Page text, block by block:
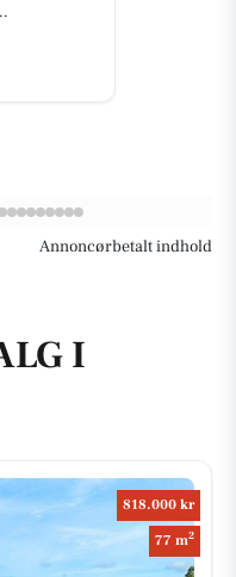
Tag et nærmere...
Annoncørbetalt indhold
I
818.000 kr
77 m2